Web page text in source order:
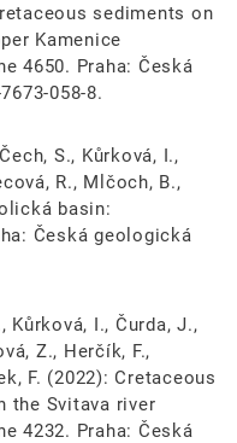
sediments on
Kamenice
4650. Praha: Česká
058-8.
S., Kůrková, I.,
R., Mlčoch, B.,
basin:
Česká geologická
Kůrková, I., Čurda, J.,
Z., Herčík, F.,
F. (2022): Cretaceous
the Svitava river
4232. Praha: Česká